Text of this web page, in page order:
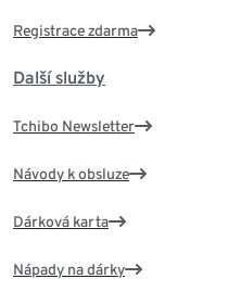
Registrace zdarma
Další služby
Tchibo Newsletter
Návody k obsluze
Dárková karta
Nápady na dárky